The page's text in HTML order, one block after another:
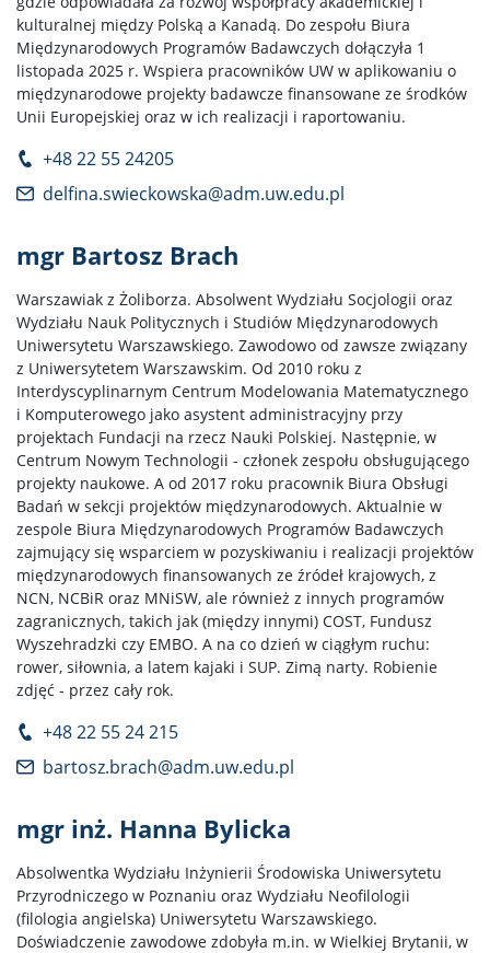
kulturalnej między Polską a Kanadą. Do zespołu Biura
Międzynarodowych Programów Badawczych dołączyła 1
listopada 2025 r. Wspiera pracowników UW w aplikowaniu o
międzynarodowe projekty badawcze finansowane ze środków
Unii Europejskiej oraz w ich realizacji i raportowaniu.
+48 22 55 24205
delfina.swieckowska@adm.uw.edu.pl
mgr Bartosz Brach
Warszawiak z Żoliborza. Absolwent Wydziału Socjologii oraz
Wydziału Nauk Politycznych i Studiów Międzynarodowych
Uniwersytetu Warszawskiego. Zawodowo od zawsze związany
z Uniwersytetem Warszawskim. Od 2010 roku z
Interdyscyplinarnym Centrum Modelowania Matematycznego
i Komputerowego jako asystent administracyjny przy
projektach Fundacji na rzecz Nauki Polskiej. Następnie, w
Centrum Nowym Technologii - członek zespołu obsługującego
projekty naukowe. A od 2017 roku pracownik Biura Obsługi
Badań w sekcji projektów międzynarodowych. Aktualnie w
zespole Biura Międzynarodowych Programów Badawczych
zajmujący się wsparciem w pozyskiwaniu i realizacji projektów
międzynarodowych finansowanych ze źródeł krajowych, z
NCN, NCBiR oraz MNiSW, ale również z innych programów
zagranicznych, takich jak (między innymi) COST, Fundusz
Wyszehradzki czy EMBO. A na co dzień w ciągłym ruchu:
rower, siłownia, a latem kajaki i SUP. Zimą narty. Robienie
zdjęć - przez cały rok.
+48 22 55 24 215
bartosz.brach@adm.uw.edu.pl
mgr inż. Hanna Bylicka
Absolwentka Wydziału Inżynierii Środowiska Uniwersytetu
Przyrodniczego w Poznaniu oraz Wydziału Neofilologii
(filologia angielska) Uniwersytetu Warszawskiego.
Doświadczenie zawodowe zdobyła m.in. w Wielkiej Brytanii, w